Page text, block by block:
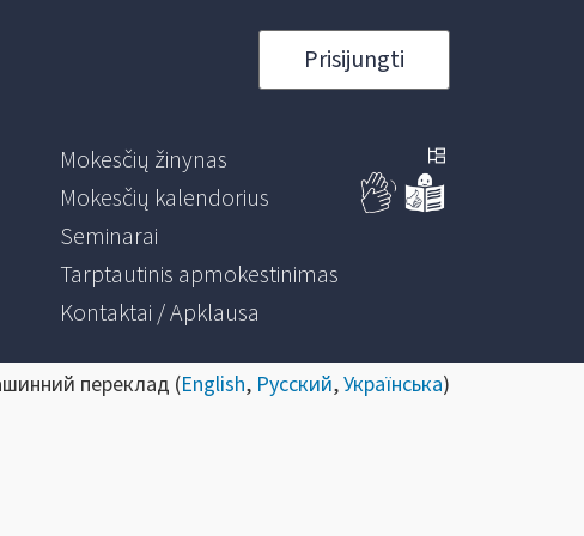
Prisijungti
Mokesčių žinynas
Mokesčių kalendorius
Seminarai
Tarptautinis apmokestinimas
Kontaktai / Apklausa
переклад (English, Русский,Українська)